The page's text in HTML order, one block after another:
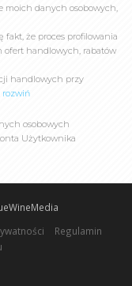
moich danych osobowych,
fakt, że proces profilowania
ofert handlowych, rabatów
handlowych przy
rozwiń
osobowych
Użytkownika
Regulamin